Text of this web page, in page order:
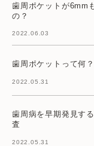
歯周ポケットが6mm
の？
2022.06.03
歯周ポケットって何？
2022.05.31
歯周病を早期発見す
査
2022.05.31